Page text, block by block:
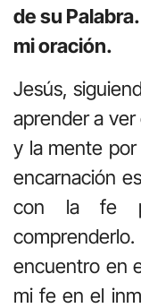
de su
mi oración.
Jesús,
aprender a
y la mente por
encarnación
con la fe
encuentro en
mi fe en el